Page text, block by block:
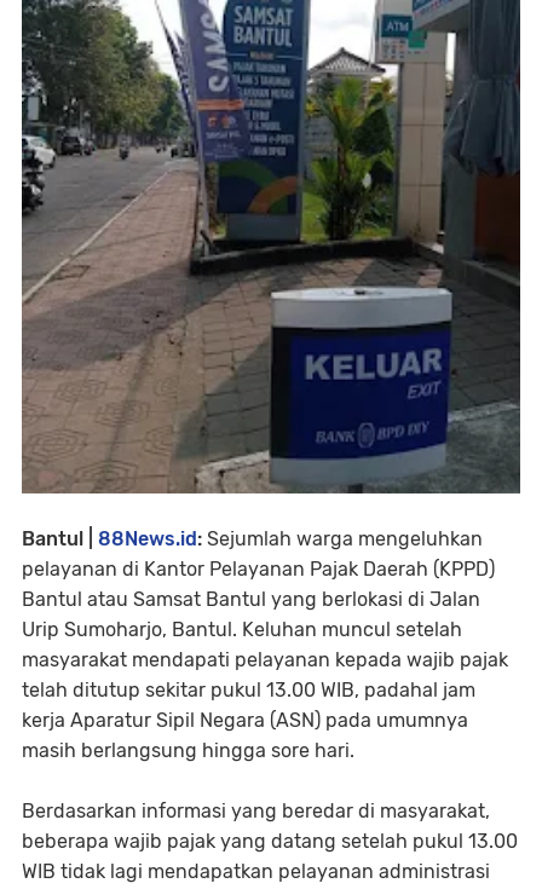
Bantul | 88News.id : Sejumlah warga mengeluhkan
pelayanan di Kantor Pelayanan Pajak Daerah (KPPD)
Bantul atau Samsat Bantul yang berlokasi di Jalan
Urip Sumoharjo, Bantul. Keluhan muncul setelah
masyarakat mendapati pelayanan kepada wajib pajak
telah ditutup sekitar pukul 13.00 WIB, padahal jam
kerja Aparatur Sipil Negara (ASN) pada umumnya
masih berlangsung hingga sore hari.
Berdasarkan informasi yang beredar di masyarakat,
beberapa wajib pajak yang datang setelah pukul 13.00
WIB tidak lagi mendapatkan pelayanan administrasi